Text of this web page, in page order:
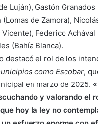
Luján), Gastón Granados
de Zamora),
Vicente), Federico Achával
(Bahía Blanca).
destacó el rol de los
como Escobar,
en marzo de 2025.
y valorando el
hoy la ley no